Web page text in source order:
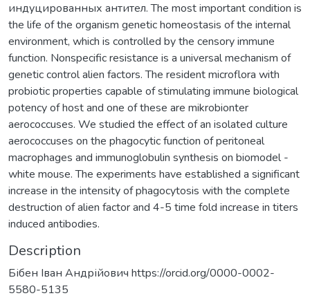
индуцированных антител. The most important condition is
the life of the organism genetic homeostasis of the internal
environment, which is controlled by the censory immune
function. Nonspecific resistance is a universal mechanism of
genetic control alien factors. The resident microflora with
probiotic properties capable of stimulating immune biological
potency of host and one of these are mikrobionter
aerococcuses. We studied the effect of an isolated culture
aerococcuses on the phagocytic function of peritoneal
macrophages and immunoglobulin synthesis on biomodel -
white mouse. The experiments have established a significant
increase in the intensity of phagocytosis with the complete
destruction of alien factor and 4-5 time fold increase in titers
induced antibodies.
Description
Бібен Іван Андрійович https://orcid.org/0000-0002-
5580-5135